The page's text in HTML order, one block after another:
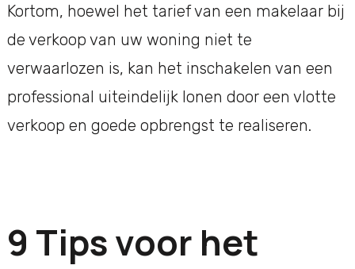
Kortom, hoewel het tarief van een makelaar bij
de verkoop van uw woning niet te
verwaarlozen is, kan het inschakelen van een
professional uiteindelijk lonen door een vlotte
verkoop en goede opbrengst te realiseren.
9 Tips voor het